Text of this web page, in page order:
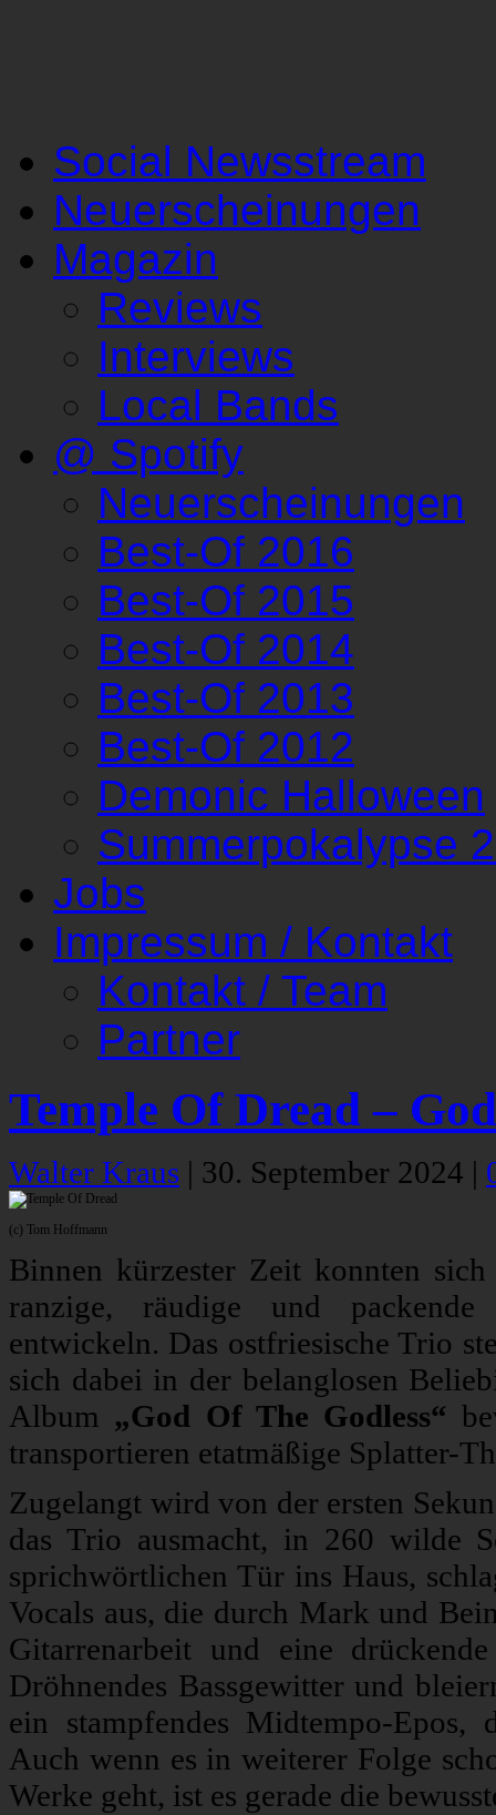
Social Newsstream
Neuerscheinungen
Magazin
Reviews
Interviews
Local Bands
@ Spotify
Neuerscheinungen
Best-Of 2016
Best-Of 2015
Best-Of 2014
Best-Of 2013
Best-Of 2012
Demonic Halloween
Summerpokalypse
Jobs
Impressum / Kontakt
Kontakt / Team
Partner
Temple Of Dread –
Walter Kraus | 30. September 2024 |
(c) Tom Hoffmann
Binnen kürzester Zeit konnten
ranzige, räudige und
entwickeln. Das ostfriesische Trio
sich dabei in der belanglosen
Album „God Of The Godless“
transportieren etatmäßige Splatter-
Zugelangt wird von der ersten
das Trio ausmacht, in 260 wilde
sprichwörtlichen Tür ins Haus,
Vocals aus, die durch Mark und
Gitarrenarbeit und eine
Dröhnendes Bassgewitter und
ein stampfendes Midtempo-Epos,
Auch wenn es in weiterer Folge
Werke geht, ist es gerade die